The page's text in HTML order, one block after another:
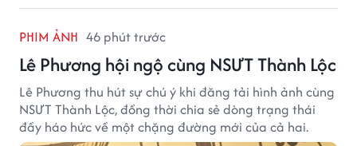
PHIM ẢNH 46 phút trước
Lê Phương hội ngộ cùng NSƯT Thành Lộc
Lê Phương thu hút sự chú ý khi đăng tải hình ảnh cùng
NSƯT Thành Lộc, đồng thời chia sẻ dòng trạng thái
đầy háo hức về một chặng đường mới của cả hai.